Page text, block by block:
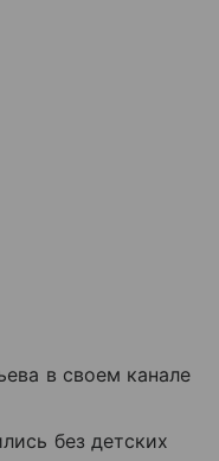
в своем канале
без детских